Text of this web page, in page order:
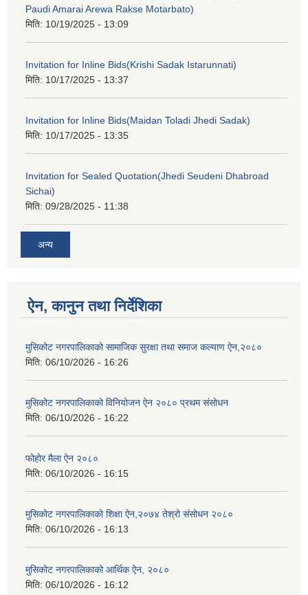
Paudi Amarai Arewa Rakse Motarbato)
मिति: 10/19/2025 - 13:09
Invitation for Inline Bids(Krishi Sadak Istarunnati)
मिति: 10/17/2025 - 13:37
Invitation for Inline Bids(Maidan Toladi Jhedi Sadak)
मिति: 10/17/2025 - 13:35
Invitation for Sealed Quotation(Jhedi Seudeni Dhabroad
Sichai)
मिति: 09/28/2025 - 11:38
अन्य
ऐन, कानुन तथा निर्देशिका
मुसिकोट नगरपालिकाको सामाजिक सुरक्षा तथा समाज कल्याण ऐन,२०८०
मिति: 06/10/2026 - 16:26
मुसिकोट नगरपालिकाको विनियोजन ऐन २०८० प्रथम संसोधन
मिति: 06/10/2026 - 16:22
फोहोर मैला ऐन २०८०
मिति: 06/10/2026 - 16:15
मुसिकोट नगरपालिकाको शिक्षा ऐन,२०७४ तेश्रो संसोधन २०८०
मिति: 06/10/2026 - 16:13
मुसिकोट नगरपालिकाको आर्थिक ऐन, २०८०
मिति: 06/10/2026 - 16:12